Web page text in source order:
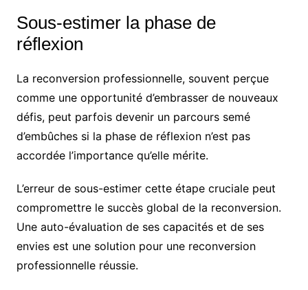
Sous-estimer la phase de
réflexion
La reconversion professionnelle, souvent perçue
comme une opportunité d’embrasser de nouveaux
défis, peut parfois devenir un parcours semé
d’embûches si la phase de réflexion n’est pas
accordée l’importance qu’elle mérite.
L’erreur de sous-estimer cette étape cruciale peut
compromettre le succès global de la reconversion.
Une auto-évaluation de ses capacités et de ses
envies est une solution pour une reconversion
professionnelle réussie.